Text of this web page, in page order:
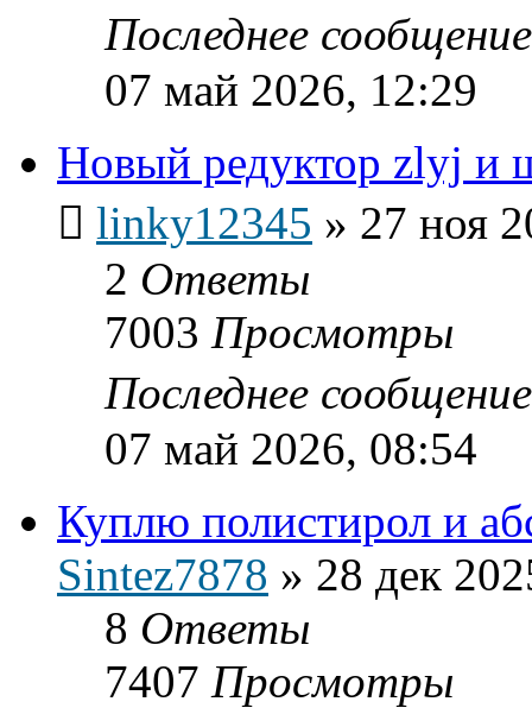
Последнее
07 май 2026, 12:29
Новый редуктор zlyj и
linky12345 » 27 ноя
2 Ответы
7003 Просмотры
Последнее
07 май 2026, 08:54
Куплю полистирол и
Sintez7878 » 28 дек
8 Ответы
7407 Просмотры